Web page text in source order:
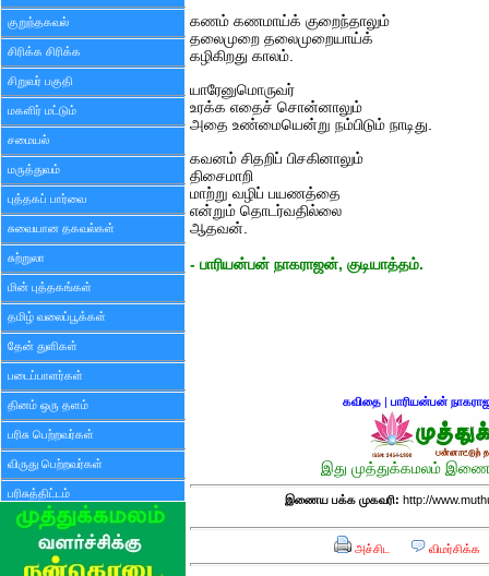
குறுந்தகவல்
சிரிக்க சிரிக்க
சிறுவர் பகுதி
மகளிர் மட்டும்
சமையல்
மருத்துவம்
புத்தகப் பார்வை
சுவையான தகவல்கள்
சுற்றுலா
மின் புத்தகங்கள்
தமிழ் வலைப்பூக்கள்
தேன் துளிகள்
படைப்பாளர்கள்
தினம் ஒரு தளம்
பரிசு பெற்றவர்கள்
விருது பெற்றவர்கள்
பரிசுத்திட்டம்
கணம் கணமாய்க் குறைந்தாலும்
தலைமுறை தலைமுறையாய்க்
கழிகிறது காலம்.
யாரேனுமொருவர்
உரக்க எதைச் சொன்னாலும்
அதை உண்மையென்று நம்பிடும் நாடிது.
கவனம் சிதறிப் பிசகினாலும்
திசைமாறி
மாற்று வழிப் பயணத்தை
என்றும் தொடர்வதில்லை
ஆதவன்.
- பாரியன்பன் நாகராஜன், குடியாத்தம்.
கவிதை| பாரியன்பன்
இது முத்துக்கமலம்
இணைய பக்க முகவரி: http://
அச்சிட விமர்சிக்க